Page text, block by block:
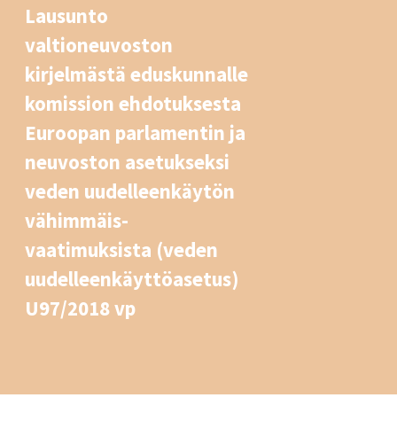
Lausunto
valtioneuvoston
kirjelmästä eduskunnalle
komission ehdotuksesta
Euroopan parlamentin ja
neuvoston asetukseksi
veden uudelleenkäytön
vähimmäis-
vaatimuksista (veden
uudelleenkäyttöasetus)
U97/2018 vp